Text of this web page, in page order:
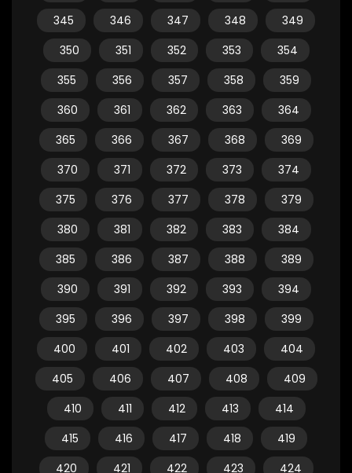
345
346 347 348
349
350
351 352 353
354
355
356 357 358
359
360
361 362 363
364
365
366 367 368
369
370
371 372 373
374
375
376 377 378
379
380
381 382 383
384
385
386 387 388
389
390
391 392 393
394
395
396 397 398
399
400
401 402 403
404
405
406 407 408
409
410
411 412 413
414
415
416 417 418
419
420
421 422 423 424